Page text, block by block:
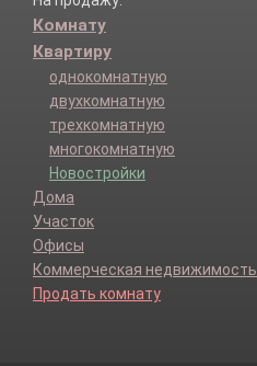
Комнату
Квартиру
однокомнатную
двухкомнатную
трехкомнатную
многокомнатную
Новостройки
Дома
Участок
Офисы
Коммерческая недвижимость
Продать комнату